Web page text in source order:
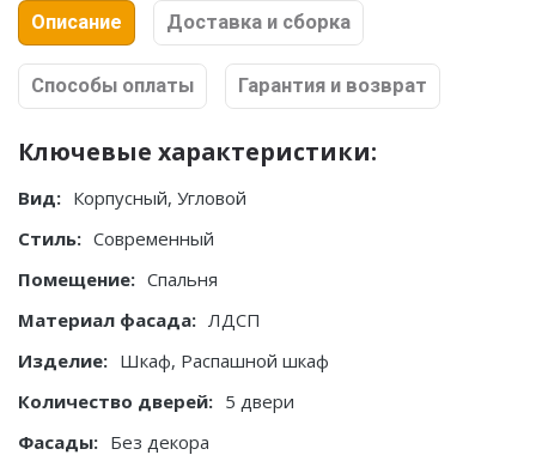
Описание Доставка и сборка
Способы оплаты Гарантия и возврат
Ключевые характеристики:
Вид: Корпусный, Угловой
Стиль: Современный
Помещение: Спальня
Материал фасада: ЛДСП
Изделие: Шкаф, Распашной шкаф
Количество дверей: 5 двери
Фасады: Без декора